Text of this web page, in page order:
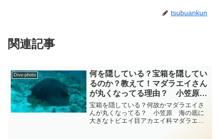
tsubuankun
関連記事
Dive-photo
何を隠している？宝箱を隠してい
るのか？教えて！マダラエイさん
が丸くなってる理由？ 小笠原
エイ科 diving-photo‐
tsubuankun
宝箱を隠している？何故かマダラエイさ
んが丸くなってる？ 小笠原 海の底に
大きなトビエイ目アカエイ科マダラエイ